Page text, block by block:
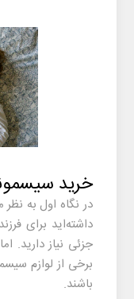
خرید
در نگاه اول به
داشته‌اید برای
جزئی نیاز دارید.
برخی از لوازم
باشند.